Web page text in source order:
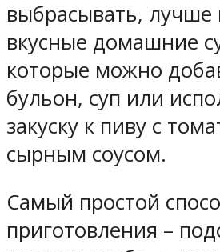
выбрасывать, лучше
вкусные домашние
которые можно
бульон, суп или
закуску к пиву с
сырным соусом.
Самый простой
приготовления –